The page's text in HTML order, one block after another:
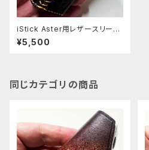
iStick Aster用レザースリーブ
(ワニ革) [364-as]
¥5,500
同じカテゴリの商品